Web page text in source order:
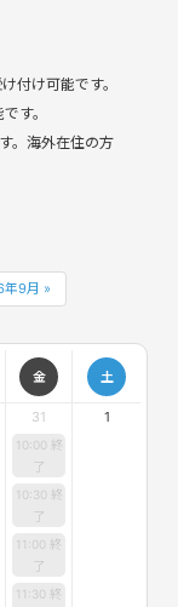
付け可能です。
す。
。海外在住の方
9月 »
金 土
31
10:00 終
了
10:30 終
了
11:00 終
了
11:30 終
1